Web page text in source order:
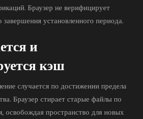
Браузер не верифицирует
завершения установленного периода.
и
кэш
случается по достижении предела
Браузер стирает старые файлы по
освобождая пространство для новых